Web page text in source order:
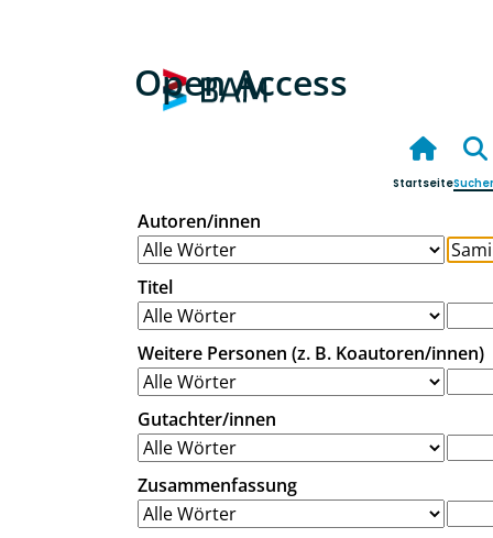
Open Access
Startseite
Autoren/innen
Titel
Weitere Personen (z. B. Koautoren/innen)
Gutachter/innen
Zusammenfassung